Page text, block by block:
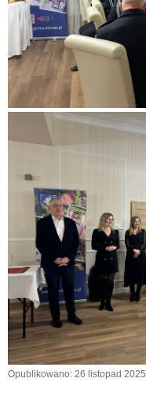
Opublikowano: 26 listopad 2025